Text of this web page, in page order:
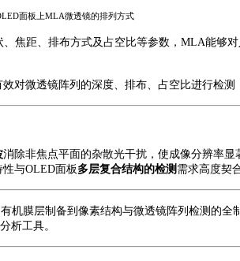
面板上MLA微透镜的排列方式
焦距、排布方式及占空比等参数， MLA能够
效对微透镜阵列的深度、排布、占空比进行检测
消除非焦点平面的杂散光干扰，使成像分辨率显
性与OLED面板 多层复合结构的检测 需求高度契
机膜层制备到像素结构与微透镜阵列检测的全
析工具。